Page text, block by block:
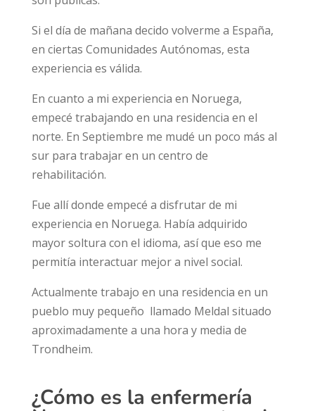
Si el día de mañana decido volverme a España,
en ciertas Comunidades Autónomas, esta
experiencia es válida.
En cuanto a mi experiencia en Noruega,
empecé trabajando en una residencia en el
norte. En Septiembre me mudé un poco más al
sur para trabajar en un centro de
rehabilitación.
Fue allí donde empecé a disfrutar de mi
experiencia en Noruega. Había adquirido
mayor soltura con el idioma, así que eso me
permitía interactuar mejor a nivel social.
Actualmente trabajo en una residencia en un
pueblo muy pequeño llamado Meldal situado
aproximadamente a una hora y media de
Trondheim.
¿Cómo es la enfermería